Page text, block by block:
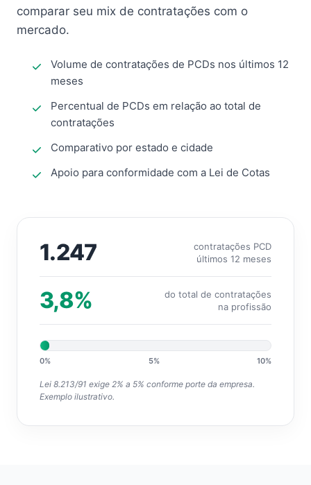
comparar seu mix de contratações com o
mercado.
Volume de contratações de PCDs nos últimos 12
meses
Percentual de PCDs em relação ao total de
contratações
Comparativo por estado e cidade
Apoio para conformidade com a Lei de Cotas
1.247
contratações PCD
últimos 12 meses
3,8%
do total de contratações
na profissão
0% 5% 10%
Lei 8.213/91 exige 2% a 5% conforme porte da empresa.
Exemplo ilustrativo.